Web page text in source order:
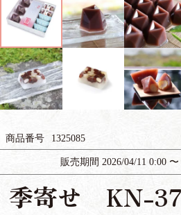
商品番号 1325085
販売期間 2026/04/11 0:00 〜
季寄せ KN-